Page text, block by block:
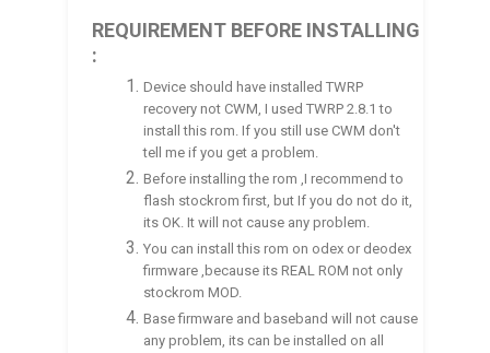
REQUIREMENT BEFORE INSTALLING
:
Device should have installed TWRP
recovery not CWM, I used TWRP 2.8.1 to
install this rom. If you still use CWM don't
tell me if you get a problem.
Before installing the rom ,I recommend to
flash stockrom first, but If you do not do it,
its OK. It will not cause any problem.
You can install this rom on odex or deodex
firmware ,because its REAL ROM not only
stockrom MOD.
Base firmware and baseband will not cause
any problem, its can be installed on all